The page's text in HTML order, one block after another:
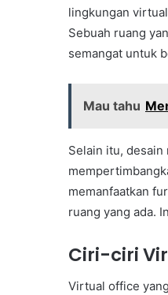
lingkungan
Sebuah ruang
semangat untuk
Mau tahu
Selain itu,
memanfaatkan
ruang yang ada.
Ciri-ciri
Virtual office